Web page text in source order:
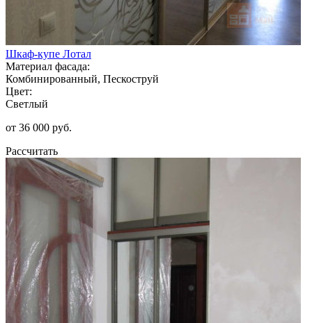
Шкаф-купе Лотал
Материал фасада:
Комбинированный, Пескоструй
Цвет:
Светлый
от 36 000 руб.
Рассчитать